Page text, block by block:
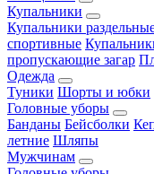
Купальники
Купальники
спортивные
пропускающие загар
Одежда
Туники Шорты и юбки
Головные уборы
Банданы Бейсболки
летние Шляпы
Мужчинам